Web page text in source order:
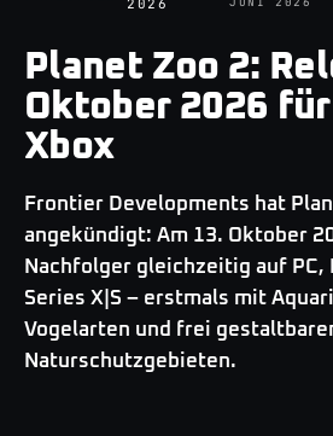
2026
Planet Zoo 2:
Oktober 2026 für
Xbox
Frontier Developments hat
angekündigt: Am 13. Oktober
Nachfolger gleichzeitig auf PC,
Series X|S – erstmals mit
Vogelarten und frei
Naturschutzgebieten.